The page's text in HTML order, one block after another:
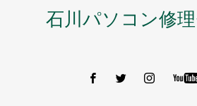
石川パソコン修